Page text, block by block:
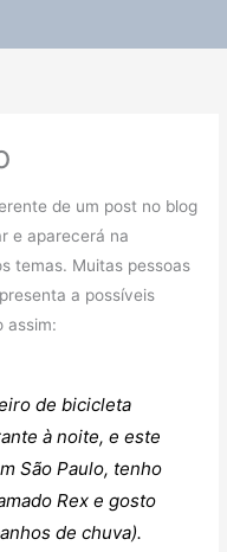
de um post no blog
e aparecerá na
temas. Muitas pessoas
a possíveis
assim:
de bicicleta
à noite, e este
São Paulo, tenho
Rex e gosto
de chuva).